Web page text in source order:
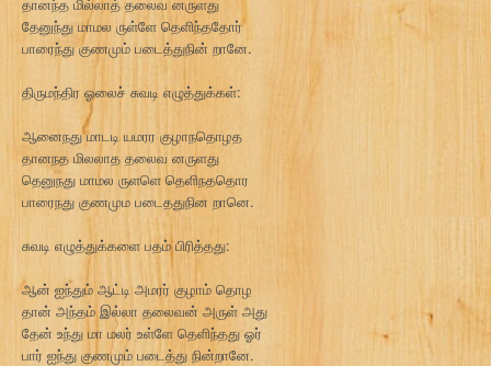
தேனுந்து மாமல ருள்ளே தெளிந்ததோர்
பாரைந்து குணமும் படைத்துநின் றானே.
திருமந்திர ஓலைச் சுவடி எழுத்துக்கள்:
ஆனைநது மாடடி யமரர குழாநதொழத
தானநத மிலலாத தலைவ னருளது
தெனுநது மாமல ருளளெ தெளிநததொர
பாரைநது குணமும படைததுநின றானெ.
சுவடி எழுத்துக்களை பதம் பிரித்தது:
ஆன் ஐந்தும் ஆட்டி அமரர் குழாம் தொழ
தான் அந்தம் இல்லா தலைவன் அருள் அது
தேன் உந்து மா மலர் உள்ளே தெளிந்தது ஓர்
பார் ஐந்து குணமும் படைத்து நின்றானே.